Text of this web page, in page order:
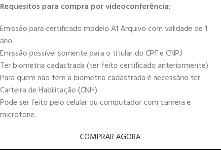
Requesitos para compra por videoconferência:
Emissão para certificado modelo A1 Arquivo com validade de 1
ano.
Emissão possível somente para o titular do CPF e CNPJ
Ter biometria cadastrada (ter feito certificado anteriormente)
Para quem não tem a biometria cadastrada é necessário ter
Carteira de Habilitação (CNH).
Pode ser feito pelo celular ou computador com camera e
microfone.
COMPRAR AGORA